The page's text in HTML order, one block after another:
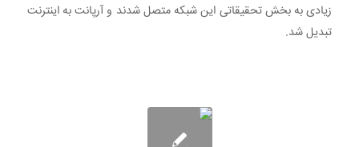
زیادی به بخش تحقیقاتی این شبکه متصل شدند و آرپانت به اینترنت
تبدیل شد.